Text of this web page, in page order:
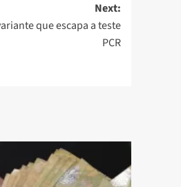
Next:
que escapa a teste
PCR